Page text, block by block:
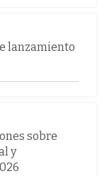
lanzamiento
sobre
y